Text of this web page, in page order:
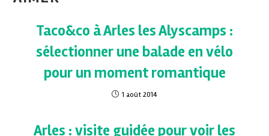
Taco&co à Arles les Alyscamps :
sélectionner une balade en vélo
pour un moment romantique
1 août 2014
Arles : visite guidée pour voir les